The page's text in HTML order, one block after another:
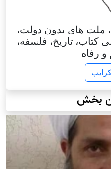
ملت های بدون دولت،
کتاب، تاریخ، فلسفه،
و رفاه
بخش